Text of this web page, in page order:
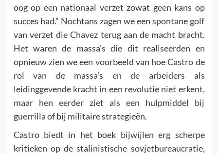
oog op een nationaal verzet zowat geen kans op
succes had.” Nochtans zagen we een spontane golf
van verzet die Chavez terug aan de macht bracht.
Het waren de massa’s die dit realiseerden en
opnieuw zien we een voorbeeld van hoe Castro de
rol van de massa’s en de arbeiders als
leidinggevende kracht in een revolutie niet erkent,
maar hen eerder ziet als een hulpmiddel bij
guerrilla of bij militaire strategieën.
Castro biedt in het boek bijwijlen erg scherpe
kritieken op de stalinistische sovjetbureaucratie,